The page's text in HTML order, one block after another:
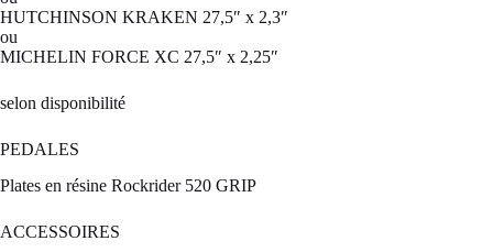
HUTCHINSON KRAKEN 27,5″ x 2,3″
ou
MICHELIN FORCE XC 27,5″ x 2,25″
selon disponibilité
PEDALES
Plates en résine Rockrider 520 GRIP
ACCESSOIRES